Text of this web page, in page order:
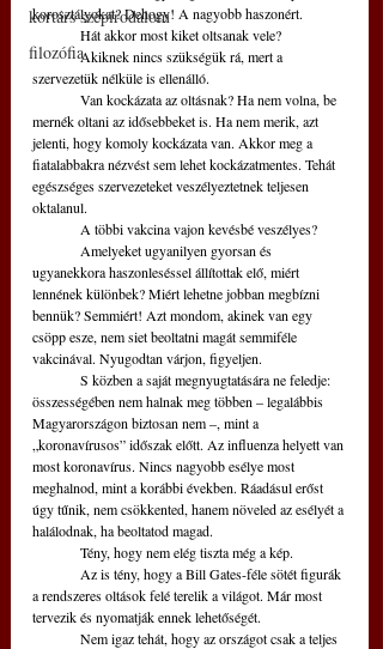
kortárs szépirodalom
filozófia
korosztályokat? Dehogy! A nagyobb haszonért.
	Hát akkor most kiket oltsanak vele?
	Akiknek nincs szükségük rá, mert a
szervezetük nélküle is ellenálló.
mernék oltani az idősebbeket is. Ha nem merik, azt
jelenti, hogy komoly kockázata van. Akkor meg a
fiatalabbakra nézvést sem lehet kockázatmentes. Tehát
egészséges szervezeteket veszélyeztetnek teljesen
oktalanul.
	A többi vakcina vajon kevésbé veszélyes?
ugyanekkora haszonleséssel állítottak elő, miért
lennének különbek? Miért lehetne jobban megbízni
bennük? Semmiért! Azt mondom, akinek van egy
csöpp esze, nem siet beoltatni magát semmiféle
vakcinával. Nyugodtan várjon, figyeljen.
összességében nem halnak meg többen – legalábbis
Magyarországon biztosan nem –, mint a
„koronavírusos” időszak előtt. Az influenza helyett van
most koronavírus. Nincs nagyobb esélye most
meghalnod, mint a korábbi években. Ráadásul erőst
úgy tűnik, nem csökkented, hanem növeled az esélyét a
halálodnak, ha beoltatod magad.
	Tény, hogy nem elég tiszta még a kép.
a rendszeres oltások felé terelik a világot. Már most
tervezik és nyomatják ennek lehetőségét.